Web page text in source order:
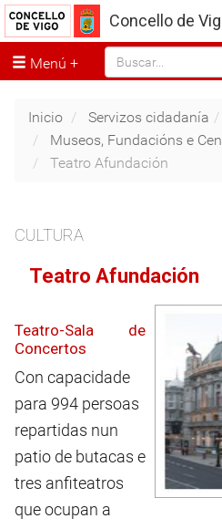
Concello de
Menú
Inicio Servizos cidadanía
Museos, Fundacións e
Teatro Afundación
CULTURA
Teatro Afundación
Teatro-Sala de
Concertos
Con capacidade
para 994 persoas
repartidas nun
patio de butacas e
tres anfiteatros
que ocupan a